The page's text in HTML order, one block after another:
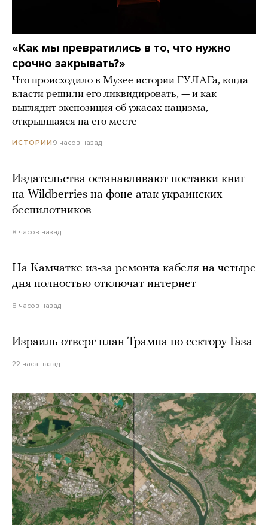
«Как мы превратились в то, что нужно
срочно закрывать?»
Что происходило в Музее истории ГУЛАГа, когда
власти решили его ликвидировать, — и как
выглядит экспозиция об ужасах нацизма,
открывшаяся на его месте
ИСТОРИИ 9 часов назад
Издательства останавливают поставки книг
на Wildberries на фоне атак украинских
беспилотников
8 часов назад
На Камчатке из-за ремонта кабеля на четыре
дня полностью отключат интернет
8 часов назад
Израиль отверг план Трампа по сектору Газа
22 часа назад